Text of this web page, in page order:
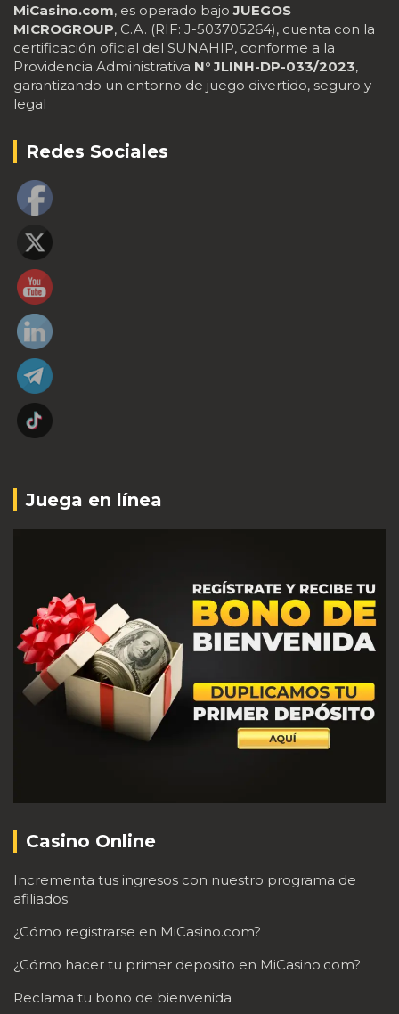
MiCasino.com, es operado bajoJUEGOS
MICROGROUP, C.A. (RIF: J-503705264), cuenta con la
certificación oficial del SUNAHIP, conforme a la
Providencia Administrativa N° JLINH-DP-033/2023,
garantizando un entorno de juego divertido, seguro y
legal
Redes Sociales
Juega en línea
Casino Online
Incrementa tus ingresos con nuestro programa de
afiliados
¿Cómo registrarse en MiCasino.com?
¿Cómo hacer tu primer deposito en MiCasino.com?
Reclama tu bono de bienvenida